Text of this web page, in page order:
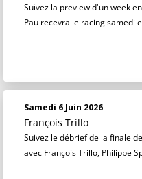
Suivez la preview d'un week
Pau recevra le racing samedi
Samedi 6 Juin 2026
François Trillo
Suivez le débrief de la finale
avec François Trillo, Philippe